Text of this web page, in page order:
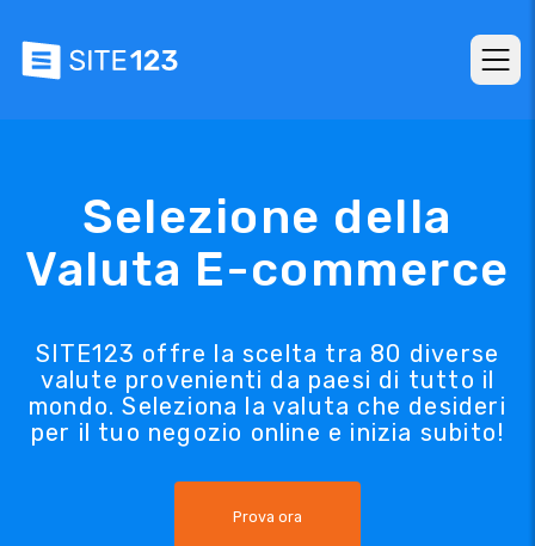
Selezione della
Valuta E-commerce
SITE123 offre la scelta tra 80 diverse
valute provenienti da paesi di tutto il
mondo. Seleziona la valuta che desideri
per il tuo negozio online e inizia subito!
Prova ora